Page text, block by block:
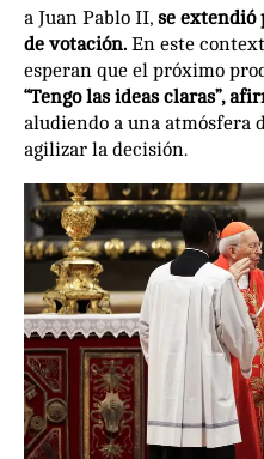
a Juan Pablo II, se extendió
de votación. En este
esperan que el próximo
“Tengo las ideas claras”,
aludiendo a una atmósfera
agilizar la decisión.